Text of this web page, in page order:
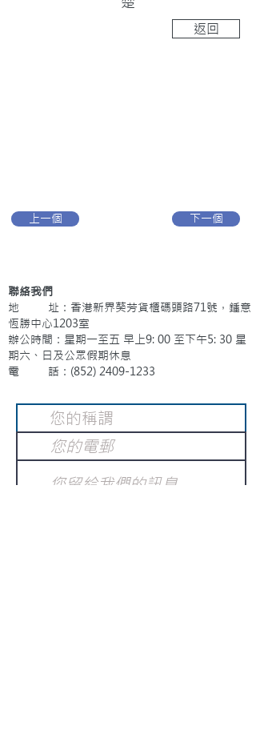
返回
上一個 下一個
聯絡我們
地 址：香港新界葵芳貨櫃碼頭路71號，鍾意
恆勝中心1203室
辦公時間：星期一至五 早上9: 00 至下午5: 30 星
期六、日及公眾假期休息
電 話：(852) 2409-1233